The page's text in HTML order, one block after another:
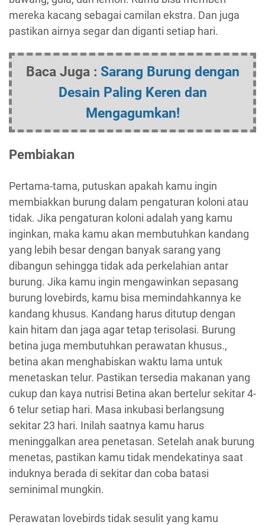
mereka kacang sebagai camilan ekstra. Dan juga
pastikan airnya segar dan diganti setiap hari.
Baca Juga : Sarang Burung dengan
Desain Paling Keren dan
Mengagumkan!
Pembiakan
Pertama-tama, putuskan apakah kamu ingin
membiakkan burung dalam pengaturan koloni atau
tidak. Jika pengaturan koloni adalah yang kamu
inginkan, maka kamu akan membutuhkan kandang
yang lebih besar dengan banyak sarang yang
dibangun sehingga tidak ada perkelahian antar
burung. Jika kamu ingin mengawinkan sepasang
burung lovebirds, kamu bisa memindahkannya ke
kandang khusus. Kandang harus ditutup dengan
kain hitam dan jaga agar tetap terisolasi. Burung
betina juga membutuhkan perawatan khusus.,
betina akan menghabiskan waktu lama untuk
menetaskan telur. Pastikan tersedia makanan yang
cukup dan kaya nutrisi Betina akan bertelur sekitar 4-
6 telur setiap hari. Masa inkubasi berlangsung
sekitar 23 hari. Inilah saatnya kamu harus
meninggalkan area penetasan. Setelah anak burung
menetas, pastikan kamu tidak mendekatinya saat
induknya berada di sekitar dan coba batasi
seminimal mungkin.
Perawatan lovebirds tidak sesulit yang kamu